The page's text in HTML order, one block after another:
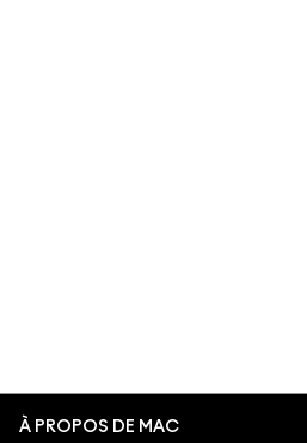
À PROPOS DE MAC